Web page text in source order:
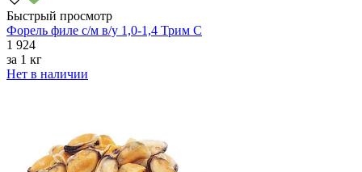
Быстрый просмотр
Форель филе с/м в/у 1,0-1,4 Трим C
1 924
за 1 кг
Нет в наличии